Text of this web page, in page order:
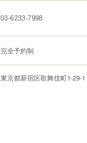
03-6233-7998
完全予約制
東京都新宿区歌舞伎町1-29-1